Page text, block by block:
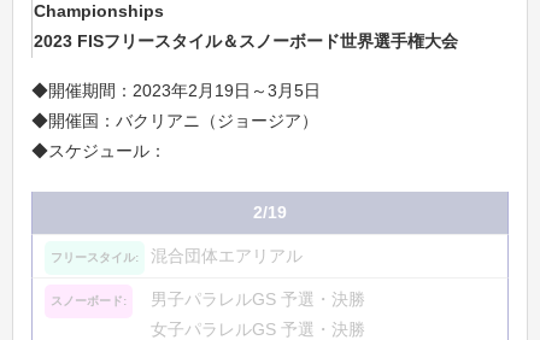
Championships
2023 FISフリースタイル＆スノーボード世界選手権大会
◆開催期間：2023年2月19日～3月5日
◆開催国：バクリアニ（ジョージア）
◆スケジュール：
2/19
混合団体エアリアル
男子パラレルGS 予選・決勝
女子パラレルGS 予選・決勝